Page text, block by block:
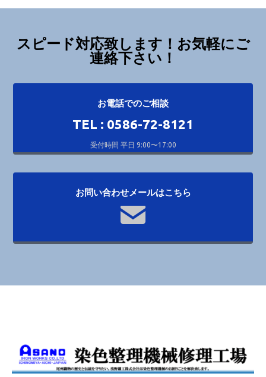
スピード対応致します！お気軽にご
連絡下さい！
お電話でのご相談
TEL : 0586-72-8121
受付時間 平日 9:00〜17:00
お問い合わせメールはこちら